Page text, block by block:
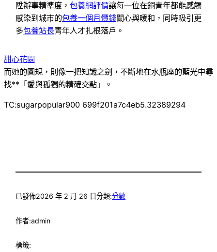
陞辦事精準度， 包養網評價讓每一位在銅青年都能感觸
感染到城市的包養一個月價錢關心與暖和，同時吸引更
多包養站長青年人才扎根落戶。
甜心花園
而她的圓規，則像一把知識之劍，不斷地在水瓶座的藍光中尋
找**「愛與孤獨的精確交點」。
TC:sugarpopular900 699f201a7c4eb5.32389294
已發佈2026 年 2 月 26 日分類:分數
作者:admin
標籤: